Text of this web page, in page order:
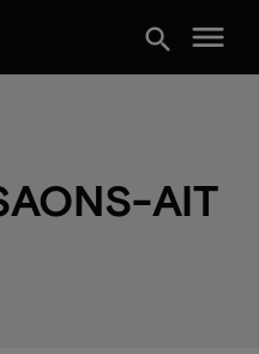
search menu
AIT